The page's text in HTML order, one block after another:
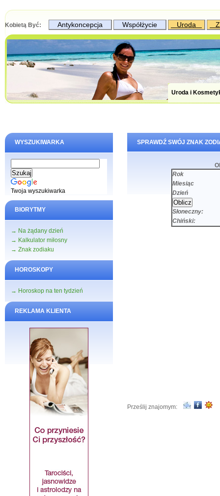
Kobietą Być: Antykoncepcja Współżycie Uroda
Uroda i
WYSZUKIWARKA
Twoja wyszukiwarka
BIORYTMY
→ Na żądany dzień
→ Kalkulator miłosny
→ Znak zodiaku
HOROSKOPY
→ Horoskop na ten tydzień
REKLAMA KLIENTA
SPRAWDŹ SWÓJ ZNAK
Rok
Miesiąc
Dzień
Słoneczny:
Chiński:
Prześlij znajomym: